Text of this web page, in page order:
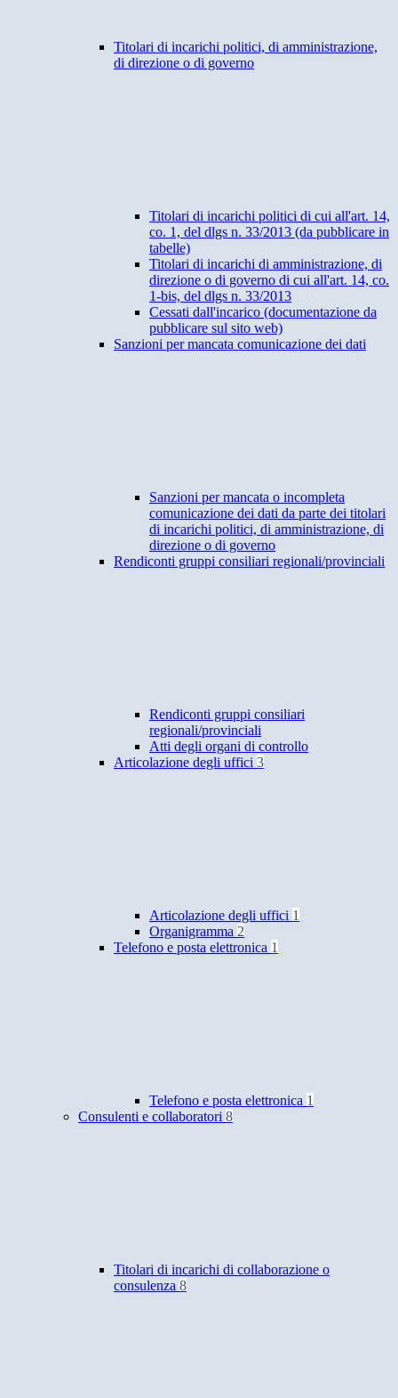
Titolari di incarichi politici, di amministrazione,
di direzione o di governo
Titolari di incarichi politici di cui all'art. 14,
co. 1, del dlgs n. 33/2013 (da pubblicare in
tabelle)
Titolari di incarichi di amministrazione, di
direzione o di governo di cui all'art. 14, co.
1-bis, del dlgs n. 33/2013
Cessati dall'incarico (documentazione da
pubblicare sul sito web)
Sanzioni per mancata comunicazione dei dati
Sanzioni per mancata o incompleta
comunicazione dei dati da parte dei titolari
di incarichi politici, di amministrazione, di
direzione o di governo
Rendiconti gruppi consiliari regionali/provinciali
Rendiconti gruppi consiliari
regionali/provinciali
Atti degli organi di controllo
Articolazione degli uffici 3
Articolazione degli uffici 1
Organigramma 2
Telefono e posta elettronica 1
Telefono e posta elettronica 1
Consulenti e collaboratori 8
Titolari di incarichi di collaborazione o
consulenza 8